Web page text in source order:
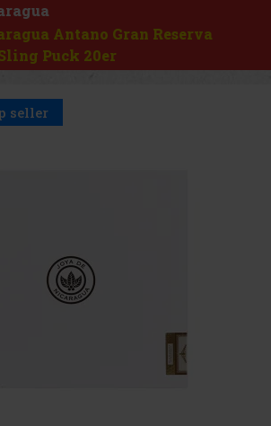
Antano Gran Reserva
Puck 20er
seller